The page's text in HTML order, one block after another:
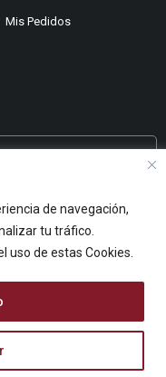
de navegación,
tu tráfico.
uso de estas Cookies.
Mis Pedidos
derechos reservados